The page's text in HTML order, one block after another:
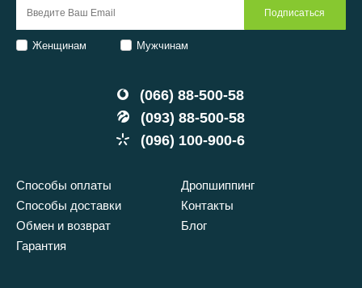
(066) 88-500-58
(093) 88-500-58
(096) 100-900-6
Способы оплаты
Способы доставки
Обмен и возврат
Гарантия
Дропшиппинг
Контакты
Блог
Женщинам Мужчинам